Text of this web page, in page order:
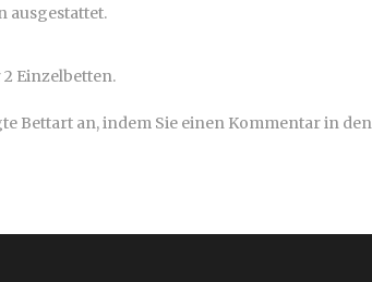
ausgestattet.
2 Einzelbetten.
Bettart an, indem Sie einen Kommentar in